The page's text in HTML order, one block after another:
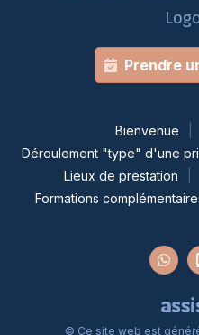
Prendre
Bienvenue
Déroulement "type" d'une
Lieux de prestation
Formations
© Ce site web est